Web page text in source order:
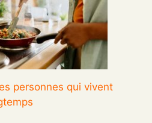
personnes qui vivent